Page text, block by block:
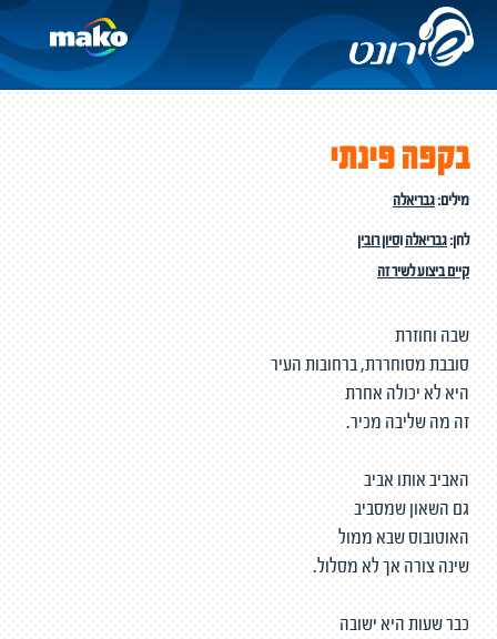
בקפה פינתי
מילים:גבריאלה
לחן:גבריאלהוסיון רובין
קיים ביצוע לשיר זה
שבה וחוזרת
סובבת מסוחררת, ברחובות העיר
היא לא יכולה אחרת
זה מה שליבה מכיר.
האביב אותו אביב
גם השאון שמסביב
האוטובוס שבא ממול
שינה צורה אך לא מסלול.
כבר שעות היא ישובה